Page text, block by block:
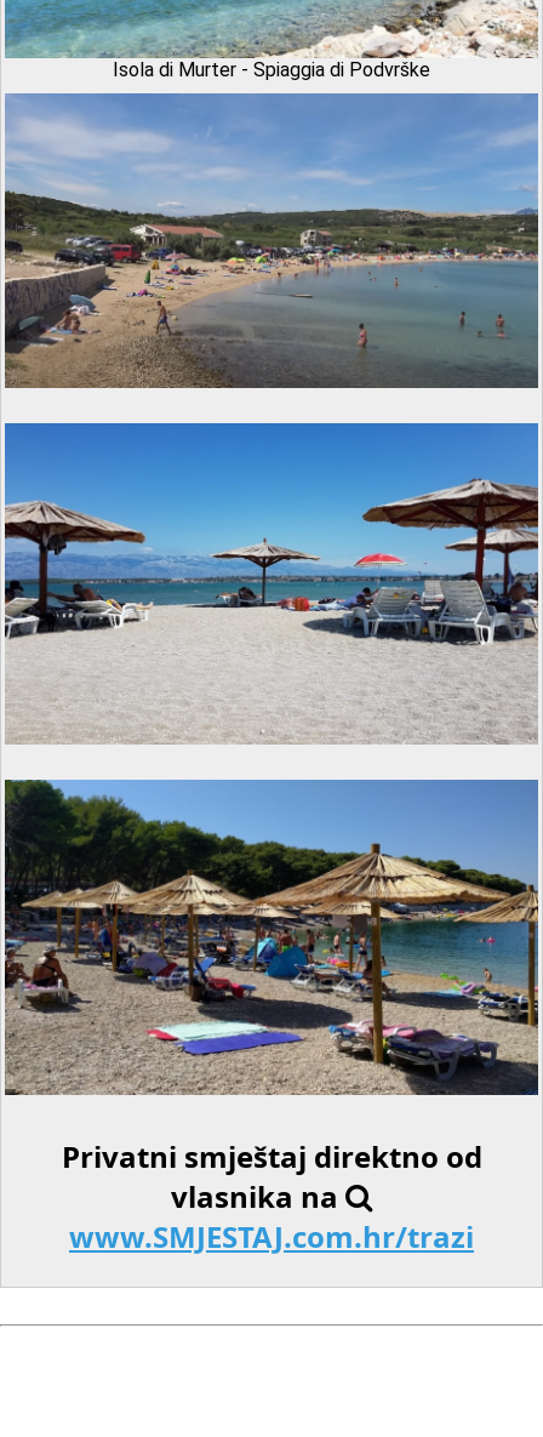
Isola di Murter - Spiaggia di Podvrške
Privatni smještaj direktno od
vlasnika na
www.SMJESTAJ.com.hr/trazi